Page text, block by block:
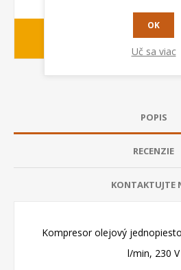
Dodacia lehota:1-
POPIS
RECENZIE
KONTAKTUJTE
Kompresor olejový
l/min, 230 V
OK
Uč sa viac